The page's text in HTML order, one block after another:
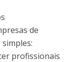
de
profissionais